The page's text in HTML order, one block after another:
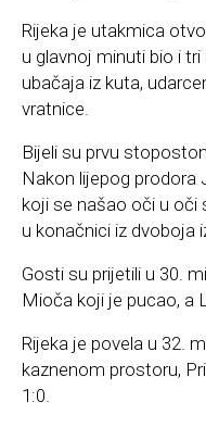
Rijeka je utakmica
u glavnoj minuti bio i
ubačaja iz kuta,
vratnice.
Bijeli su prvu
Nakon lijepog prodora
koji se našao oči u oči
u konačnici iz dvoboja
Gosti su prijetili u 30.
Mioča koji je pucao, a
Rijeka je povela u 32.
kaznenom prostoru,
1:0.